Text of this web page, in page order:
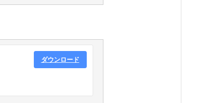
ダウンロード